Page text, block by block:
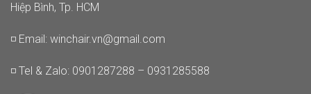
Hiệp Bình, Tp. HCM
◽ Email: winchair.vn@gmail.com
◽ Tel & Zalo: 0901287288 – 0931285588